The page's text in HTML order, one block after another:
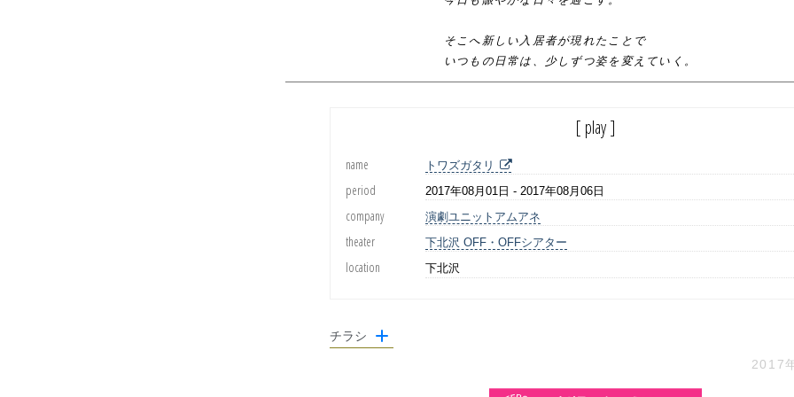
そこへ新しい入居者が現れたことで
いつもの日常は、少しずつ姿を変えていく。
[ play ]
name トワズガタリ
period 2017年08月01日 - 2017年08月06日
company 演劇ユニットアムアネ
theater 下北沢 OFF・OFFシアター
location 下北沢
チラシ
2017